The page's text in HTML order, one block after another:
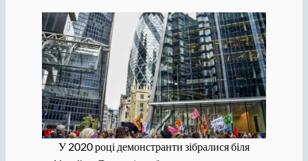
У 2020 році демонстранти зібралися біля